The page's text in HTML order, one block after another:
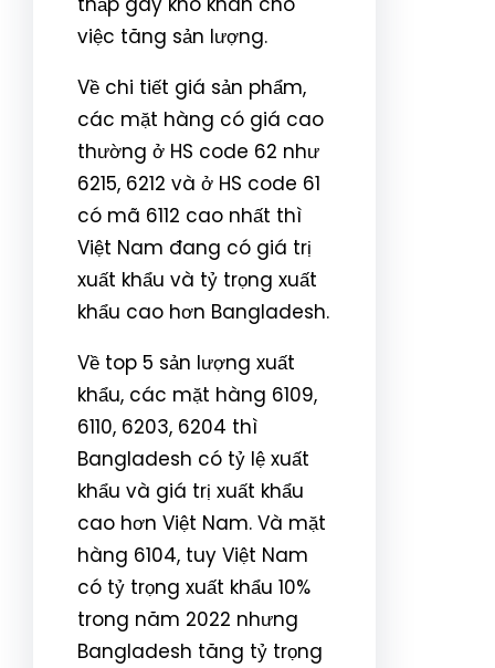
việc tăng sản lượng.
Về chi tiết giá sản phẩm,
các mặt hàng có giá cao
thường ở HS code 62 như
6215, 6212 và ở HS code 61
có mã 6112 cao nhất thì
Việt Nam đang có giá trị
xuất khẩu và tỷ trọng xuất
khẩu cao hơn Bangladesh.
Về top 5 sản lượng xuất
khẩu, các mặt hàng 6109,
6110, 6203, 6204 thì
Bangladesh có tỷ lệ xuất
khẩu và giá trị xuất khẩu
cao hơn Việt Nam. Và mặt
hàng 6104, tuy Việt Nam
có tỷ trọng xuất khẩu 10%
trong năm 2022 nhưng
Bangladesh tăng tỷ trọng